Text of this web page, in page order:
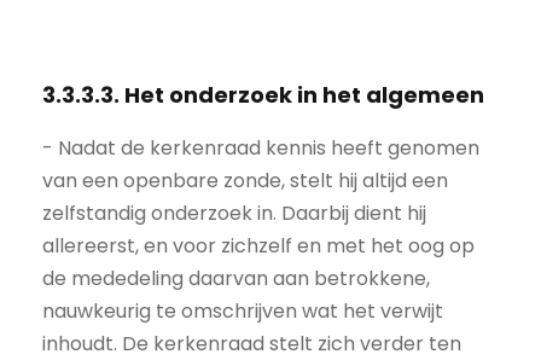
3.3.3.3. Het onderzoek in het algemeen
- Nadat de kerkenraad kennis heeft genomen
van een openbare zonde, stelt hij altijd een
zelfstandig onderzoek in. Daarbij dient hij
allereerst, en voor zichzelf en met het oog op
de mededeling daarvan aan betrokkene,
nauwkeurig te omschrijven wat het verwijt
inhoudt. De kerkenraad stelt zich verder ten